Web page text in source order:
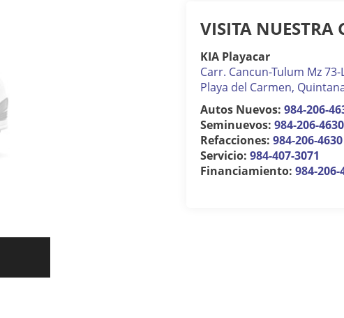
VISITA NUESTRA
KIA Playacar
Carr. Cancun-Tulum Mz 73-
Playa del Carmen,
Autos Nuevos:984-206-
Seminuevos:984-206-4630
Refacciones:984-206-4630
Servicio:984-407-3071
Financiamiento:984-206-